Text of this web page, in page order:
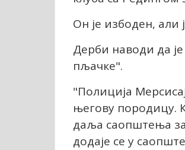
Он је избоден, али
Дерби наводи да
пљачке".
"Полиција
његову породицу.
даља саопштења за
додаје се у